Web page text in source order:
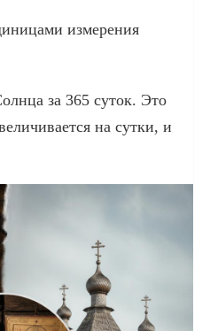
измерения
за 365 суток. Это
на сутки, и